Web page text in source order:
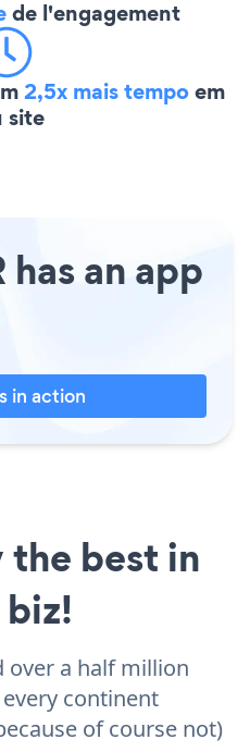
de l'engagement
2,5x mais tempoem
site
has an app
in action
best in
over a half million
continent
of course not)